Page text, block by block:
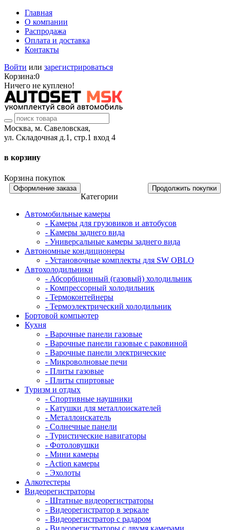
Главная
О компании
Распродажа
Оплата и доставка
Контакты
Войти или зарегистрироваться
Корзина:0
Ничего не куплено!
Москва, м. Савеловская,
ул. Складочная д.1, стр.1 вход 4
в корзину
Корзина покупок
Оформление заказа Продолжить покупки
Категории
Автомобильные камеры
- Камеры для грузовиков и автобусов
- Камеры заднего вида
- Универсальные камеры заднего вида
Автономные кондиционеры
- Установочные комплекты для SW OBLO
Автохолодильники
- Абсорбционный (газовый) холодильник
- Компрессорный холодильник
- Термоконтейнеры
- Термоэлектрический холодильник
Бортовой компьютер
Кухня
- Варочные панели газовые
- Варочные панели газовые с раковиной
- Варочные панели электрические
- Микроволновые печи
- Плиты газовые
- Плиты спиртовые
Туризм и отдых
- Cпортивные наушники
- Катушки для металлоискателей
- Металлоискатель
- Солнечные панели
- Туристические навигаторы
- Фотоловушки
- Мини камеры
- Action камеры
- Эхолоты
Алкотестеры
Видеорегистраторы
- Штатные видеорегистраторы
- Видеорегистратор в зеркале
- Видеорегистратор с радаром
- Видеорегистраторы с двумя камерами